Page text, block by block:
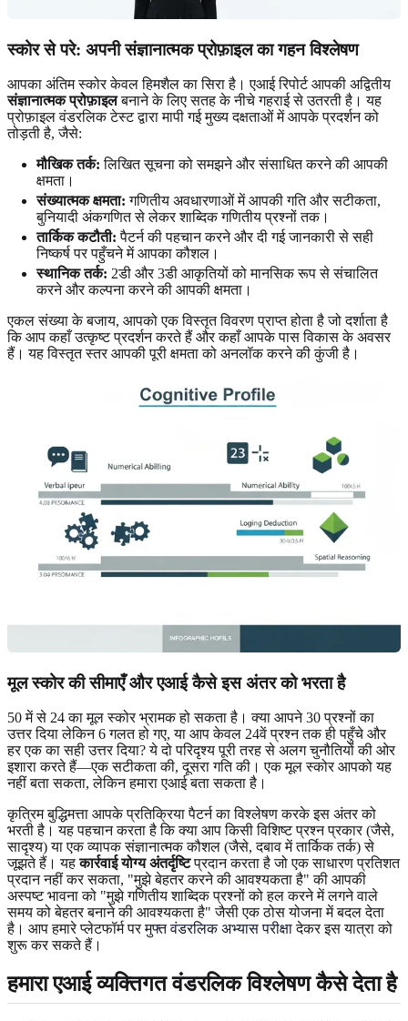
स्कोर से परे: अपनी संज्ञानात्मक प्रोफ़ाइल का गहन विश्लेषण
आपका अंतिम स्कोर केवल हिमशैल का सिरा है। एआई रिपोर्ट आपकी अद्वितीय
संज्ञानात्मक प्रोफ़ाइलबनाने के लिए सतह के नीचे गहराई से उतरती है। यह
प्रोफ़ाइल वंडरलिक टेस्ट द्वारा मापी गई मुख्य दक्षताओं में आपके प्रदर्शन को
तोड़ती है, जैसे:
मौखिक तर्क: लिखित सूचना को समझने और संसाधित करने की आपकी
क्षमता।
संख्यात्मक क्षमता: गणितीय अवधारणाओं में आपकी गति और सटीकता,
बुनियादी अंकगणित से लेकर शाब्दिक गणितीय प्रश्नों तक।
तार्किक कटौती: पैटर्न की पहचान करने और दी गई जानकारी से सही
निष्कर्ष पर पहुँचने में आपका कौशल।
स्थानिक तर्क: 2डी और 3डी आकृतियों को मानसिक रूप से संचालित
करने और कल्पना करने की आपकी क्षमता।
एकल संख्या के बजाय, आपको एक विस्तृत विवरण प्राप्त होता है जो दर्शाता है
कि आप कहाँ उत्कृष्ट प्रदर्शन करते हैं और कहाँ आपके पास विकास के अवसर
हैं। यह विस्तृत स्तर आपकी पूरी क्षमता को अनलॉक करने की कुंजी है।
मूल स्कोर की सीमाएँ और एआई कैसे इस अंतर को भरता है
50 में से 24 का मूल स्कोर भ्रामक हो सकता है। क्या आपने 30 प्रश्नों का
उत्तर दिया लेकिन 6 गलत हो गए, या आप केवल 24वें प्रश्न तक ही पहुँचे और
हर एक का सही उत्तर दिया? ये दो परिदृश्य पूरी तरह से अलग चुनौतियों की ओर
इशारा करते हैं—एक सटीकता की, दूसरा गति की। एक मूल स्कोर आपको यह
नहीं बता सकता, लेकिन हमारा एआई बता सकता है।
कृत्रिम बुद्धिमत्ता आपके प्रतिक्रिया पैटर्न का विश्लेषण करके इस अंतर को
भरती है। यह पहचान करता है कि क्या आप किसी विशिष्ट प्रश्न प्रकार (जैसे,
सादृश्य) या एक व्यापक संज्ञानात्मक कौशल (जैसे, दबाव में तार्किक तर्क) से
जूझते हैं। यहकार्रवाई योग्य अंतर्दृष्टिप्रदान करता है जो एक साधारण प्रतिशत
प्रदान नहीं कर सकता, "मुझे बेहतर करने की आवश्यकता है" की आपकी
अस्पष्ट भावना को "मुझे गणितीय शाब्दिक प्रश्नों को हल करने में लगने वाले
समय को बेहतर बनाने की आवश्यकता है" जैसी एक ठोस योजना में बदल देता
है। आप हमारे प्लेटफॉर्म परमुफ्त वंडरलिक अभ्यास परीक्षादेकर इस यात्रा को
शुरू कर सकते हैं।
हमारा एआई व्यक्तिगत वंडरलिक विश्लेषण कैसे देता है